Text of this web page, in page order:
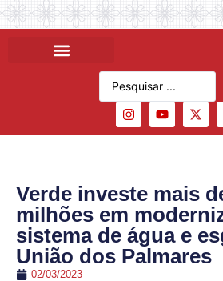
Verde investe mais
milhões em
sistema de água e
União dos Palmares
02/03/2023